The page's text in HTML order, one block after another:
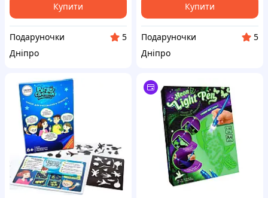
Купити
Подаруночки
5
Дніпро
Купити
Подаруночки
5
Дніпро